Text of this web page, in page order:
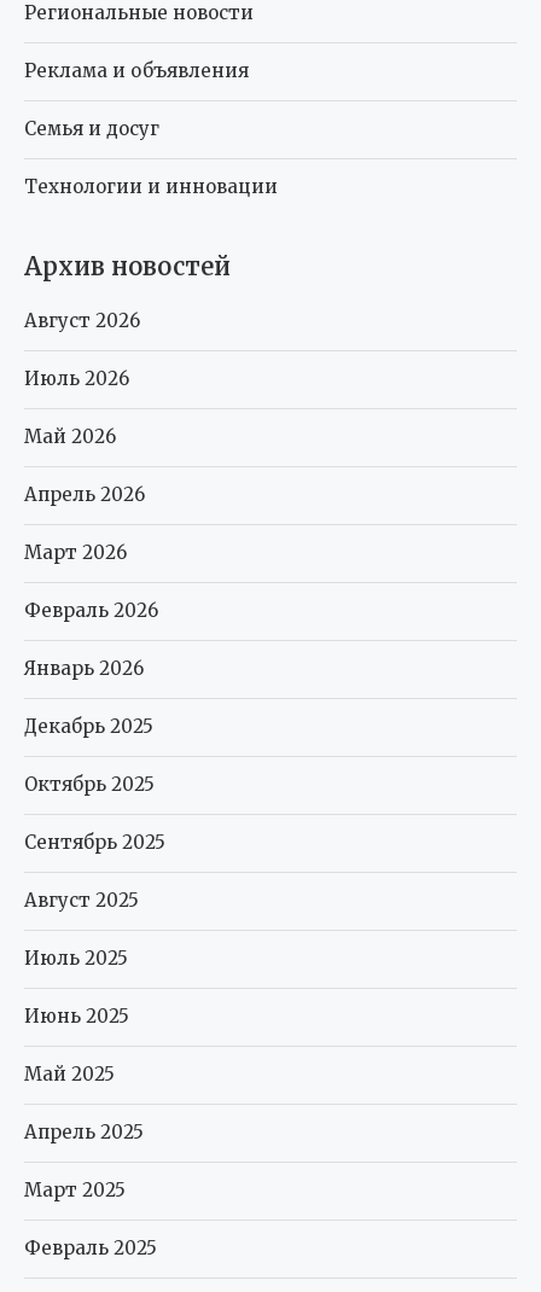
Региональные новости
Реклама и объявления
Семья и досуг
Технологии и инновации
Архив новостей
Август 2026
Июль 2026
Май 2026
Апрель 2026
Март 2026
Февраль 2026
Январь 2026
Декабрь 2025
Октябрь 2025
Сентябрь 2025
Август 2025
Июль 2025
Июнь 2025
Май 2025
Апрель 2025
Март 2025
Февраль 2025